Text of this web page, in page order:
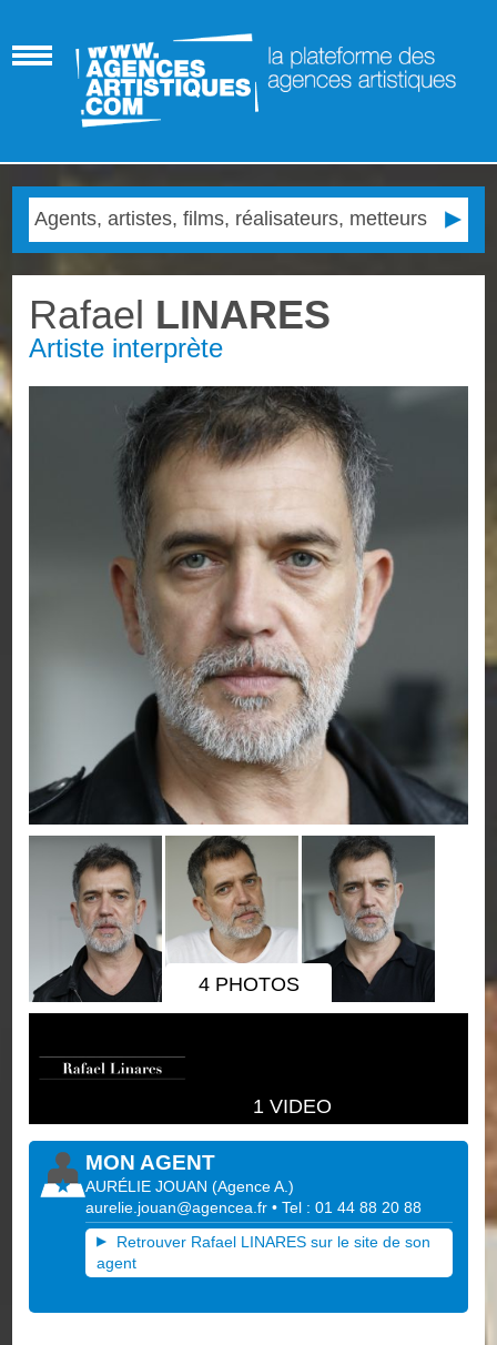
Rafael LINARES
Artiste interprète
4 PHOTOS
1 VIDEO
MON AGENT
AURÉLIE JOUAN (Agence A.)
aurelie.jouan@agencea.fr • Tel : 01 44 88 20 88
Retrouver Rafael LINARES sur le site de son
agent